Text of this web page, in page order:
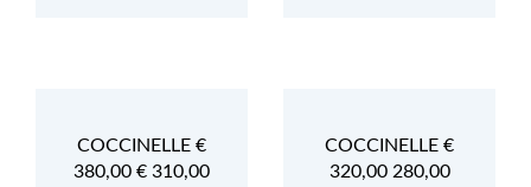
COCCINELLE €
380,00 € 310,00
COCCINELLE €
320,00 280,00